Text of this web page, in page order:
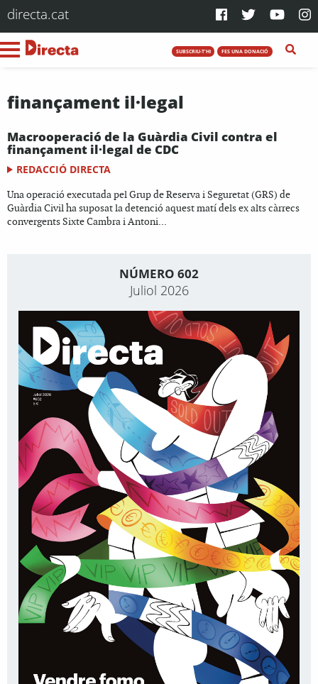
directa.cat
SUBSCRIU-T'HI FES UNA DONACIÓ
finançament il·legal
Macrooperació de la Guàrdia Civil contra el
finançament il·legal de CDC
REDACCIÓ DIRECTA
Una operació executada pel Grup de Reserva i Seguretat (GRS) de
Guàrdia Civil ha suposat la detenció aquest matí dels ex alts càrrecs
convergents Sixte Cambra i Antoni...
NÚMERO 602
Juliol 2026